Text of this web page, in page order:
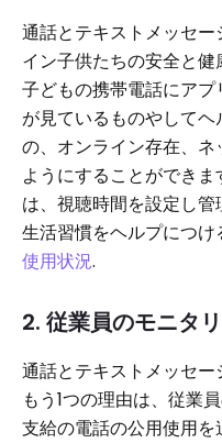
通話とテキストメッセ
イン子供たちの安全と健
子どもの携帯電話にア
が見ているものやして
の、オンライン存在、
ようにすることができ
は、視聴時間を設定し
生活習慣をヘルプにつけ
使用状況.
2. 従業員のモニタ
通話とテキストメッセ
もう1つの理由は、従業
支給の電話の公用使用